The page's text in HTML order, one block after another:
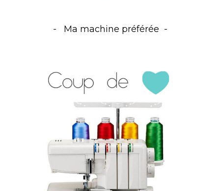
Ma machine préférée